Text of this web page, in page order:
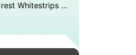
Hvordan bruke Crest Whitestrips Premium